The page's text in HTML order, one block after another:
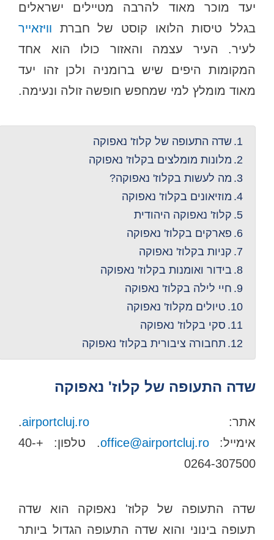
יעד מוכר מאוד להרבה מטיילים ישראלים
בגלל טיסות הלואו קוסט של חברת
וויזאייר
לעיר. העיר עצמה והאזור כולו הוא אחד
המקומות היפים שיש ברומניה ולכן זהו יעד
מאוד מומלץ למי שמחפש חופשה זולה ונעימה.
שדה התעופה של קלוז' נאפוקה
מלונות מומלצים בקלוז' נאפוקה
מה לעשות בקלוז' נאפוקה?
מוזיאונים בקלוז' נאפוקה
קלוז' נאפוקה היהודית
פארקים בקלוז' נאפוקה
קניות בקלוז' נאפוקה
בידור ואומנות בקלוז' נאפוקה
חיי לילה בקלוז' נאפוקה
טיולים מקלוז' נאפוקה
סקי בקלוז' נאפוקה
תחבורה ציבורית בקלוז' נאפוקה
שדה התעופה של קלוז' נאפוקה
אתר: airportcluj.ro
.
אימייל: office@airportcluj.ro
. טלפון: +40-
0264-307500
שדה התעופה של קלוז' נאפוקה הוא שדה
תעופה בינוני והוא שדה התעופה הגדול ביותר